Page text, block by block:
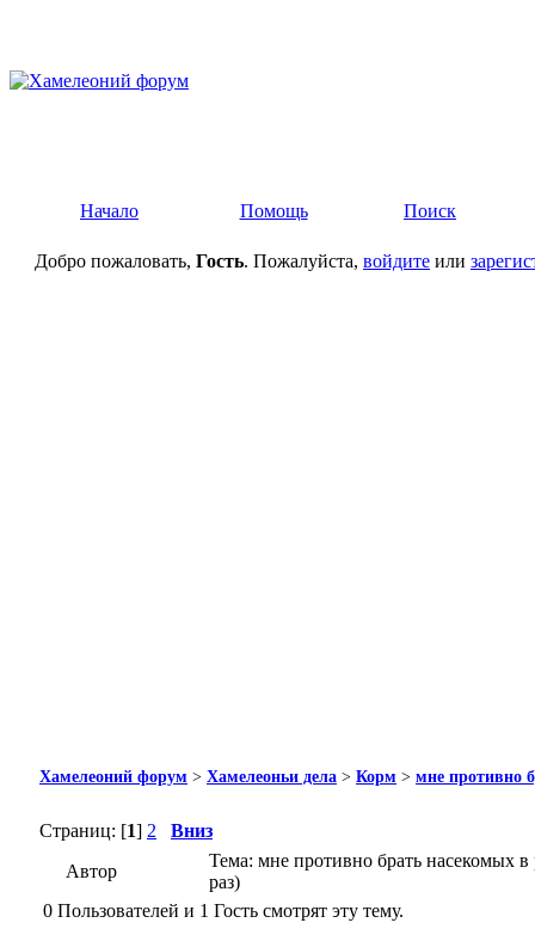
Начало Помощь Поиск
Добро пожаловать, Гость. Пожалуйста, войдите или
Хамелеоний форум > Хамелеоньи дела > Корм > мне противно
Страниц: [1] 2
Вниз
Автор
Тема: мне противно брать насекомых
раз)
0 Пользователей и 1 Гость смотрят эту тему.